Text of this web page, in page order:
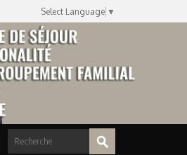
Select Language ▼